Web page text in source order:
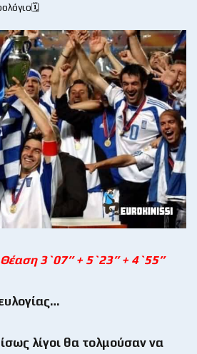
Θέαση 3`07’’ + 5`23’’ + 4`55’’
λίγοι θα τολμούσαν να